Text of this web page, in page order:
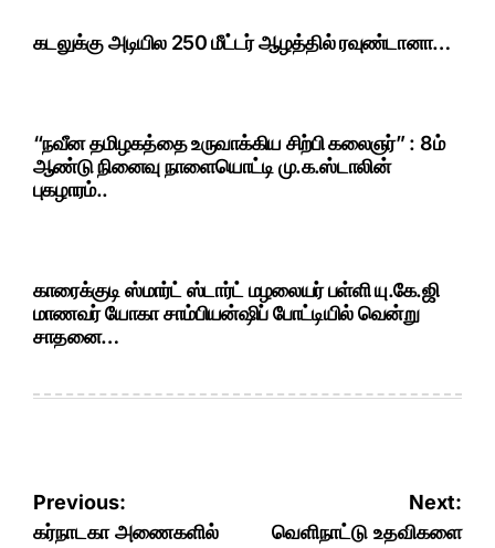
கடலுக்கு அடியில 250 மீட்டர் ஆழத்தில் ரவுண்டானா…
“நவீன தமிழகத்தை உருவாக்கிய சிற்பி கலைஞர்” : 8ம்
ஆண்டு நினைவு நாளையொட்டி மு.க.ஸ்டாலின்
புகழாரம்..
காரைக்குடி ஸ்மார்ட் ஸ்டார்ட் மழலையர் பள்ளி யு.கே.ஜி
மாணவர் யோகா சாம்பியன்ஷிப் போட்டியில் வென்று
சாதனை…
Post
navigation
Previous:
கர்நாடகா அணைகளில்
Next:
வெளிநாட்டு உதவிகளை